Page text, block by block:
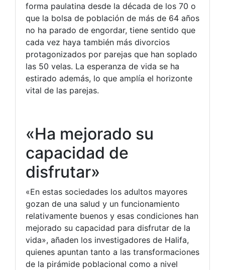
forma paulatina desde la década de los 70 o
que la bolsa de población de más de 64 años
no ha parado de engordar, tiene sentido que
cada vez haya también más divorcios
protagonizados por parejas que han soplado
las 50 velas. La esperanza de vida se ha
estirado además, lo que amplía el horizonte
vital de las parejas.
«Ha mejorado su
capacidad de
disfrutar»
«En estas sociedades los adultos mayores
gozan de una salud y un funcionamiento
relativamente buenos y esas condiciones han
mejorado su capacidad para disfrutar de la
vida», añaden los investigadores de Halifa,
quienes apuntan tanto a las transformaciones
de la pirámide poblacional como a nivel